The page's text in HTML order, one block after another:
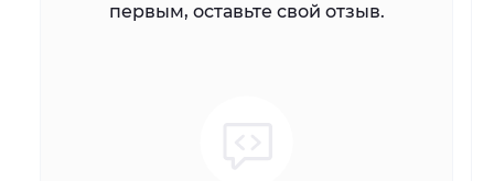
первым, оставьте свой отзыв.